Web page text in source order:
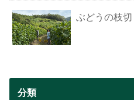
ぶどうの枝切
分類